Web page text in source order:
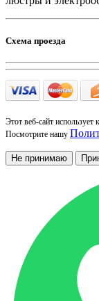
Схема проезда
Этот веб-сайт
Посмотрите нашу
Не принимаю